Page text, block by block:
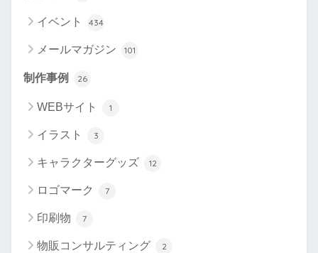
イベント 434
メールマガジン 101
制作事例 26
WEBサイト 1
イラスト 3
キャラクターグッズ 12
ロゴマーク 7
印刷物 7
物販コンサルティング 2